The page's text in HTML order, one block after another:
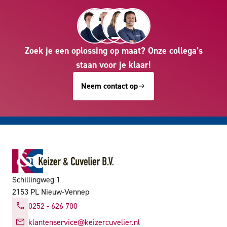
Zoek je een oplossing op maat? Onze collega’s
staan voor je klaar!
Neem contact op
Schillingweg 1
2153 PL Nieuw-Vennep
0252 - 626 700
klantenservice@keizercuvelier.nl